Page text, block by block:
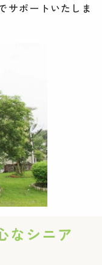
サポートいたしま
なシニア